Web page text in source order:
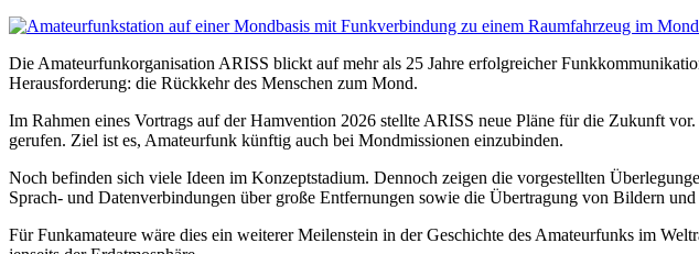
Die Amateurfunkorganisation ARISS blickt auf mehr als 25 Jahre erfolgreicher
Herausforderung: die Rückkehr des Menschen zum Mond.
Im Rahmen eines Vortrags auf der Hamvention 2026 stellte ARISS neue Pläne für die Zukunft
gerufen. Ziel ist es, Amateurfunk künftig auch bei Mondmissionen einzubinden.
Noch befinden sich viele Ideen im Konzeptstadium. Dennoch zeigen die vorgestellten
Sprach- und Datenverbindungen über große Entfernungen sowie die Übertragung von Bildern
Für Funkamateure wäre dies ein weiterer Meilenstein in der Geschichte des Amateurfunks im